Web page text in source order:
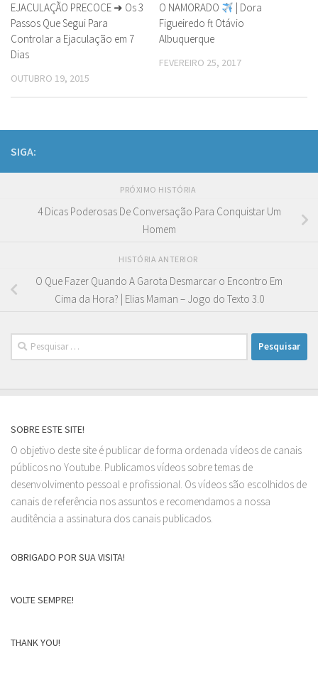
EJACULAÇÃO PRECOCE ➜ Os 3
Passos Que Segui Para
Controlar a Ejaculação em 7
Dias
OUTUBRO 19, 2015
O NAMORADO
| Dora
Figueiredo ft Otávio
Albuquerque
FEVEREIRO 25, 2017
SIGA:
PRÓXIMO HISTÓRIA
4 Dicas Poderosas De Conversação Para Conquistar Um
Homem
HISTÓRIA ANTERIOR
O Que Fazer Quando A Garota Desmarcar o Encontro Em
Cima da Hora? | Elias Maman – Jogo do Texto 3.0
Pesquisar
por:
SOBRE ESTE SITE!
O objetivo deste site é publicar de forma ordenada vídeos de canais
públicos no Youtube. Publicamos vídeos sobre temas de
desenvolvimento pessoal e profissional. Os vídeos são escolhidos de
canais de referência nos assuntos e recomendamos a nossa
auditência a assinatura dos canais publicados.
OBRIGADO POR SUA VISITA!
VOLTE SEMPRE!
THANK YOU!